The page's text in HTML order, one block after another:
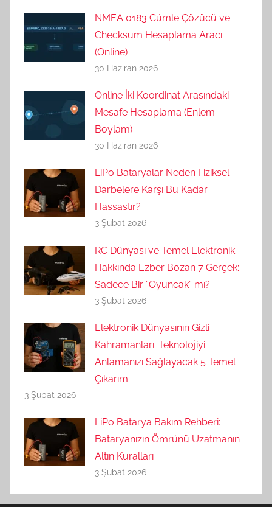
NMEA 0183 Cümle Çözücü ve
Checksum Hesaplama Aracı
(Online)
30 Haziran 2026
Online İki Koordinat Arasındaki
Mesafe Hesaplama (Enlem-
Boylam)
30 Haziran 2026
LiPo Bataryalar Neden Fiziksel
Darbelere Karşı Bu Kadar
Hassastır?
3 Şubat 2026
RC Dünyası ve Temel Elektronik
Hakkında Ezber Bozan 7 Gerçek:
Sadece Bir “Oyuncak” mı?
3 Şubat 2026
Elektronik Dünyasının Gizli
Kahramanları: Teknolojiyi
Anlamanızı Sağlayacak 5 Temel
Çıkarım
3 Şubat 2026
LiPo Batarya Bakım Rehberi:
Bataryanızın Ömrünü Uzatmanın
Altın Kuralları
3 Şubat 2026